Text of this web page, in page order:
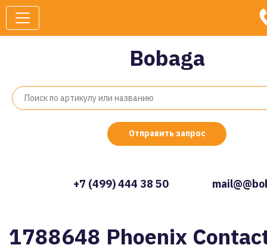
Bobaga
Отправить запрос
+7 (499) 444 38 50
1788648 Phoenix